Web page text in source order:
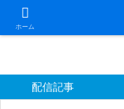
ホーム日本第一！ニュ
配信記事